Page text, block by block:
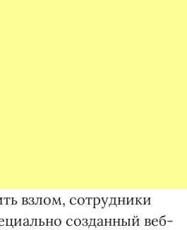
взлом, сотрудники
созданный веб-